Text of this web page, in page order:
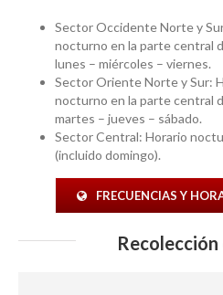
Sector Occidente Norte y
nocturno en la parte central
lunes – miércoles – viernes.
Sector Oriente Norte y Sur:
nocturno en la parte central
martes – jueves – sábado.
Sector Central: Horario
(incluido domingo).
FRECUENCIAS Y